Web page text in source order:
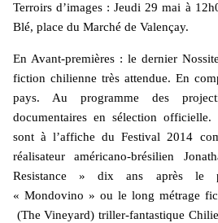
Terroirs d’images : Jeudi 29 mai à
Blé, place du Marché de Valençay.
En Avant-premières : le dernier
fiction chilienne très attendue. En
pays. Au programme des
documentaires en sélection officielle.
sont à l’affiche du Festival 2014
réalisateur américano-brésilien
Resistance » dix ans après le
« Mondovino » ou le long métrage
(The Vineyard) triller-fantastique